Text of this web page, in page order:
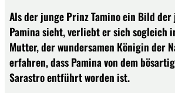
Als der junge Prinz Tamino ein Bild
Pamina sieht, verliebt er sich sogleich
Mutter, der wundersamen Königin der
erfahren, dass Pamina von dem
Sarastro entführt worden ist.